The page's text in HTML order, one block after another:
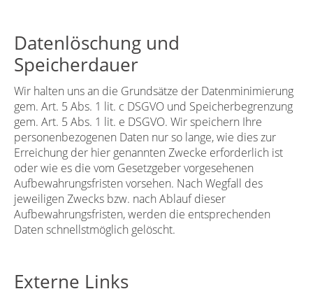
Datenlöschung und
Speicherdauer
Wir halten uns an die Grundsätze der Datenminimierung
gem. Art. 5 Abs. 1 lit. c DSGVO und Speicherbegrenzung
gem. Art. 5 Abs. 1 lit. e DSGVO. Wir speichern Ihre
personenbezogenen Daten nur so lange, wie dies zur
Erreichung der hier genannten Zwecke erforderlich ist
oder wie es die vom Gesetzgeber vorgesehenen
Aufbewahrungsfristen vorsehen. Nach Wegfall des
jeweiligen Zwecks bzw. nach Ablauf dieser
Aufbewahrungsfristen, werden die entsprechenden
Daten schnellstmöglich gelöscht.
Externe Links